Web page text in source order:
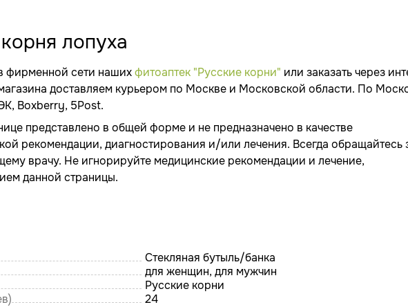
лопуха
фирменной сети нашихфитоаптек "Русские корни" или заказать через
доставляем курьером по Москве и Московской области. По
Boxberry, 5Post.
представлено в общей форме и не предназначено в качестве
рекомендации, диагностирования и/или лечения. Всегда обращайтесь
врачу. Не игнорируйте медицинские рекомендации и лечение,
данной страницы.
Стекляная бутыль/банка
для женщин, для мужчин
Русские корни
24